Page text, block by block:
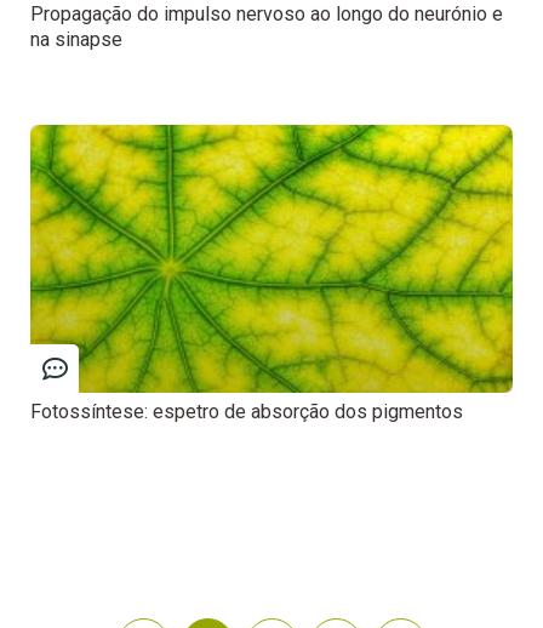
Propagação do impulso nervoso ao longo do neurónio e
na sinapse
Fotossíntese: espetro de absorção dos pigmentos